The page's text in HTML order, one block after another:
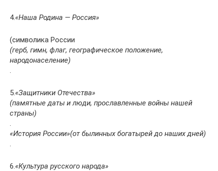
4.«Наша Родина — Россия»
(символика России
(герб, гимн, флаг, географическое положение,
народонаселение)
.
5.«Защитники Отечества»
(памятные даты и люди, прославленные войны нашей
страны)
.
«История России»(от былинных богатырей до наших дней)
.
6.«Культура русского народа»